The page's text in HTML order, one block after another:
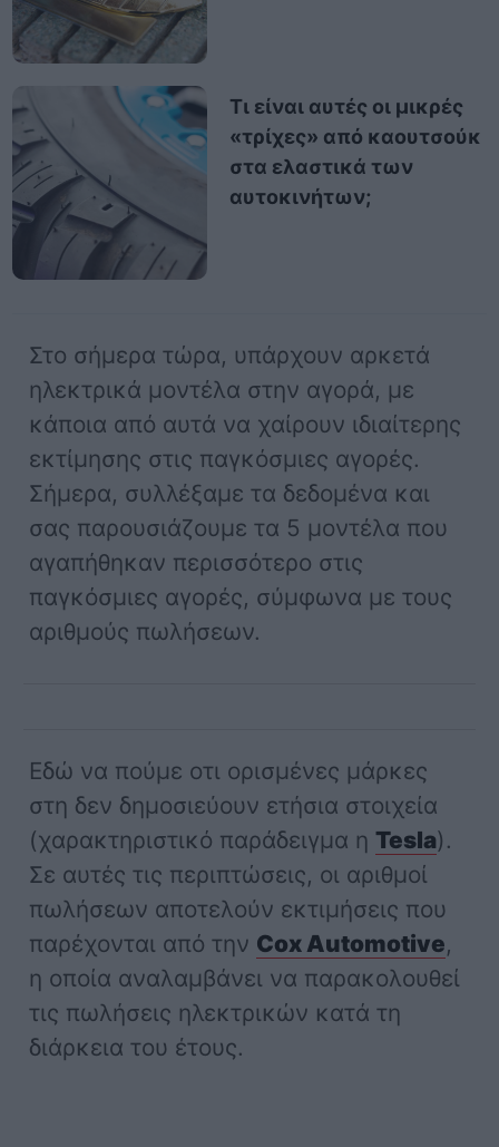
Τι είναι αυτές οι μικρές
«τρίχες» από καουτσούκ
στα ελαστικά των
αυτοκινήτων;
Στο σήμερα τώρα, υπάρχουν αρκετά
ηλεκτρικά μοντέλα στην αγορά, με
κάποια από αυτά να χαίρουν ιδιαίτερης
εκτίμησης στις παγκόσμιες αγορές.
Σήμερα, συλλέξαμε τα δεδομένα και
σας παρουσιάζουμε τα 5 μοντέλα που
αγαπήθηκαν περισσότερο στις
παγκόσμιες αγορές, σύμφωνα με τους
αριθμούς πωλήσεων.
Εδώ να πούμε οτι ορισμένες μάρκες
στη δεν δημοσιεύουν ετήσια στοιχεία
(χαρακτηριστικό παράδειγμα ηTesla).
Σε αυτές τις περιπτώσεις, οι αριθμοί
πωλήσεων αποτελούν εκτιμήσεις που
παρέχονται από την Cox Automotive,
η οποία αναλαμβάνει να παρακολουθεί
τις πωλήσεις ηλεκτρικών κατά τη
διάρκεια του έτους.